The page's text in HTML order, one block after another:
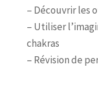
– Découvrir les
– Utiliser
chakras
– Révision de